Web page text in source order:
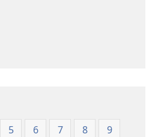
(wydanie(wydanie
5 6 7 8
9